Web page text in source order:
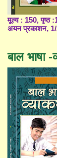
मूल्य : 150, पृष्ठ
अयन प्रकाशन, 1/
बाल भाषा -